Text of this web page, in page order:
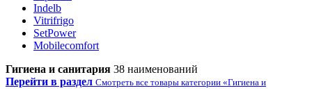
Indelb
Vitrifrigo
SetPower
Mobilecomfort
Гигиена и санитария 38 наименований
Перейти в раздел Смотреть все товары категории «Гигиена и